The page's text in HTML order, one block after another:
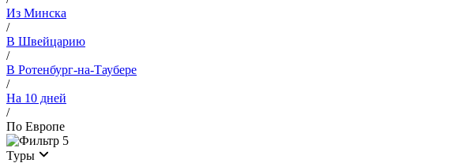
Из Минска
/
В Швейцарию
/
В Ротенбург-на-Таубере
/
На 10 дней
/
По Европе
5
Туры